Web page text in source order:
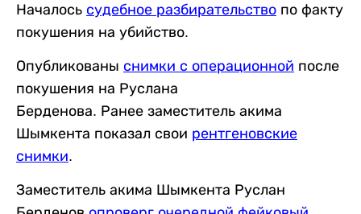
Началось судебное разбирательство по факту
покушения на убийство.
Опубликованы снимки с операционной после
покушения на Руслана
Берденова. Ранее заместитель акима
Шымкента показал свои рентгеновские
снимки.
Заместитель акима Шымкента Руслан